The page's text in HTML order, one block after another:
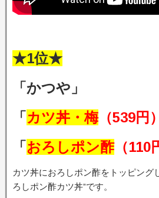
★1位★
「かつや」
「 カツ丼・梅（539円）
「 おろしポン酢（110
カツ丼におろしポン酢をトッピング
ろしポン酢カツ丼”です。